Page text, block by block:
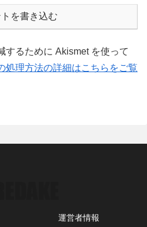
を書き込む
するために Akismet を使って
処理方法の詳細はこちらをご覧
運営者情報